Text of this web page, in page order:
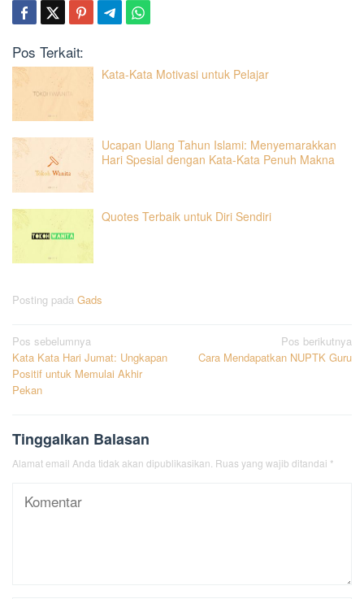
Pos Terkait:
Kata-Kata Motivasi untuk Pelajar
Ucapan Ulang Tahun Islami: Menyemarakkan
Hari Spesial dengan Kata-Kata Penuh Makna
Quotes Terbaik untuk Diri Sendiri
Posting pada Gads
Navigasi
pos
Pos sebelumnya
Kata Kata Hari Jumat: Ungkapan
Positif untuk Memulai Akhir
Pekan
Pos berikutnya
Cara Mendapatkan NUPTK Guru
Tinggalkan Balasan
Alamat email Anda tidak akan dipublikasikan. Ruas yang wajib ditandai *